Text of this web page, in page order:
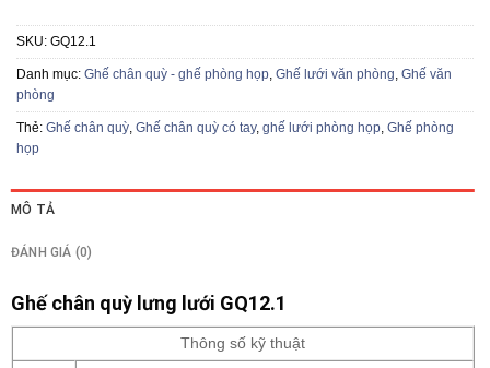
SKU: GQ12.1
Danh mục: Ghế chân quỳ - ghế phòng họp, Ghế lưới văn phòng, Ghế văn
phòng
Thẻ: Ghế chân quỳ, Ghế chân quỳ có tay, ghế lưới phòng họp, Ghế phòng
họp
MÔ TẢ
ĐÁNH GIÁ (0)
Ghế chân quỳ lưng lưới GQ12.1
Thông số kỹ thuật